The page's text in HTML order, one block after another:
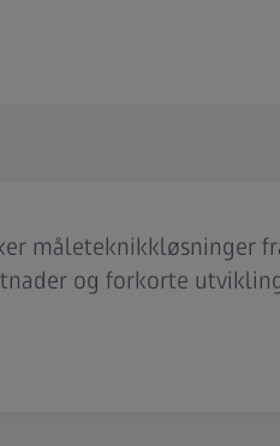
måleteknikkløsninger
og forkorte